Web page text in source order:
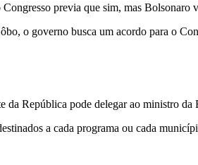
previa que sim, mas Bolsonaro
o governo busca um acordo para o
República pode delegar ao ministro da
a cada programa ou cada